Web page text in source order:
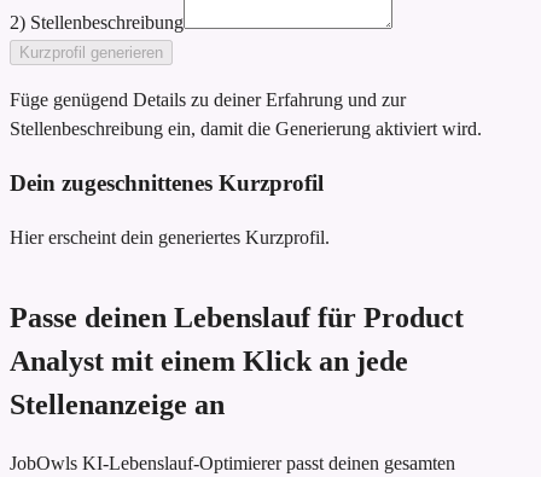
2) Stellenbeschreibung
Kurzprofil generieren
Füge genügend Details zu deiner Erfahrung und zur
Stellenbeschreibung ein, damit die Generierung aktiviert wird.
Dein zugeschnittenes Kurzprofil
Hier erscheint dein generiertes Kurzprofil.
Passe deinen Lebenslauf für Product
Analyst mit einem Klick an jede
Stellenanzeige an
JobOwls KI-Lebenslauf-Optimierer passt deinen gesamten